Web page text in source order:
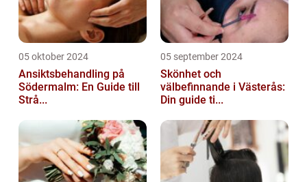
05 oktober 2024
Ansiktsbehandling på
Södermalm: En Guide till
Strå...
05 september 2024
Skönhet och
välbefinnande i Västerås:
Din guide ti...